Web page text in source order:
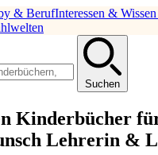
& BerufInteressen &
Suchen
Kinderbücher
Lehrerin &